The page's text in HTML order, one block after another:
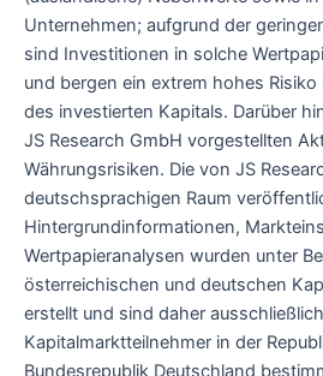
Unternehmen; aufgrund der
sind Investitionen in solche
und bergen ein extrem hohes
des investierten Kapitals. Darüber
JS Research GmbH vorgestellten
Währungsrisiken. Die von JS
deutschsprachigen Raum
Hintergrundinformationen,
Wertpapieranalysen wurden unter
österreichischen und deutschen
erstellt und sind daher
Kapitalmarktteilnehmer in der
Bundesrepublik Deutschland